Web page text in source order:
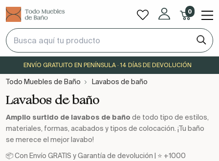
0
ENVÍO GRATUITO EN PENÍNSULA · 14 DÍAS DE DEVOLUCIÓN
Todo Muebles de Baño Lavabos de baño
Lavabos de baño
Amplio surtido de lavabos de baño de todo tipo de estilos,
materiales, formas, acabados y tipos de colocación. ¡Tu baño
se merece el mejor lavabo!
📦 Con Envío GRATIS y Garantía de devolución | ⭐ +1000